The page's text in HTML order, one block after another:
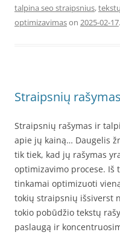
talpina seo straipsnius,
optimizavimason 2025-02-17.
Straipsnių
Straipsnių rašymas ir
apie jų kainą… Daugelis
tik tiek, kad jų rašymas
optimizavimo procese.
tinkamai optimizuoti
tokių straipsnių išsiverst
tokio pobūdžio tekstų
paslaugą ir